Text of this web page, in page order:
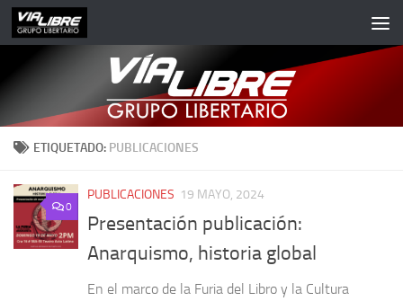
Saltar al contenido
ETIQUETADO: PUBLICACIONES
0
PUBLICACIONES 19 MAYO, 2024
Presentación publicación:
Anarquismo, historia global
En el marco de la Furia del Libro y la Cultura